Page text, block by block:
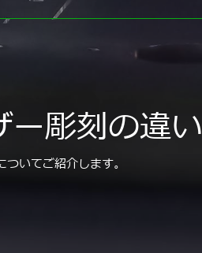
彫刻の違い
いてご紹介します。